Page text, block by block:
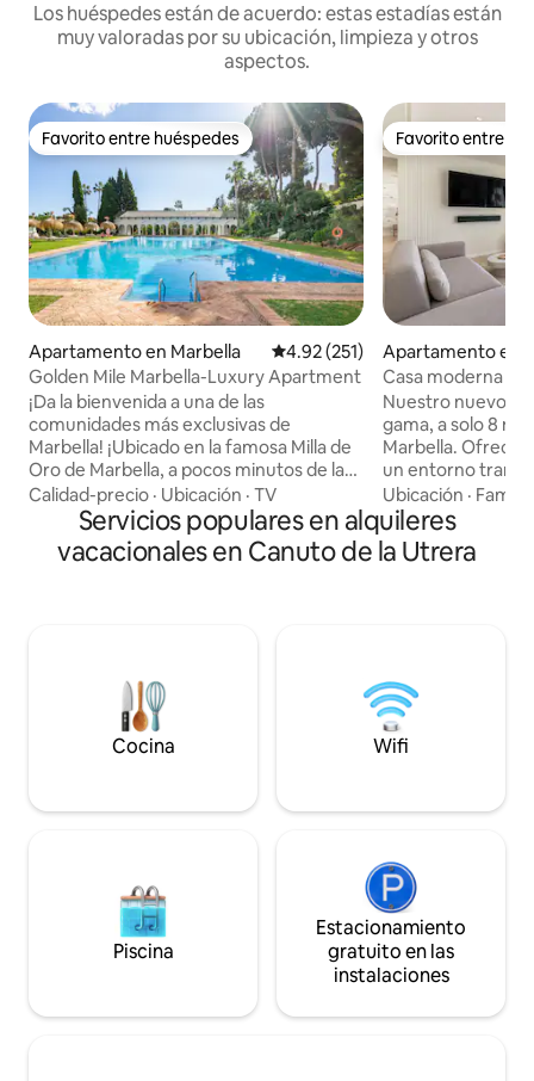
Los huéspedes están de acuerdo: estas estadías están
muy valoradas por su ubicación, limpieza y otros
aspectos.
Favorito entre huéspedes
Favorito entre huéspedes
Apartamento en Marbella Calificación promedio: 4.92 de
4.92 (251)
Golden Mile Marbella-Luxury Apartment
¡Da la bienvenida a una de las
comunidades más exclusivas de
Marbella! ¡Ubicado en la famosa Milla de
Oro de Marbella, a pocos minutos de la
playa, Marbella Club+Puente Romano,
los mejores restaurantes, Puerto Banús,
golf y mucho más! ¡Este lujoso+moderno
2 dormitorios y 2 baños, cocina culinaria,
horas, 4 piscinas comunitarias, 2 canchas
de tenis, 2 canchas de remo y
restaurante! ¡Todo ubicado en un
Calidad-precio · Ubicación · TV
Favorito entre
Favorito entre
Apartamento en
Casa moderna
con spa y vistas al
Nuestro nuevo
gama, a solo 8
Marbella. Ofrece
un entorno
vacaciones en
tiene elegancia
limpias, tonos
minimalista,
bien equipado
línea y la casa
social a la
Ubicación ·
Servicios populares en alquileres
vacacionales en Canuto de la Utrera
Cocina Wifi
Piscina
Estacionamiento
gratuito en las
instalaciones